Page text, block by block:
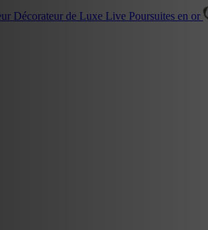
Décorateur de Luxe Live Poursuites en or